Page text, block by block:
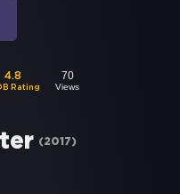
4.8
Rating
70
Views
(2017)